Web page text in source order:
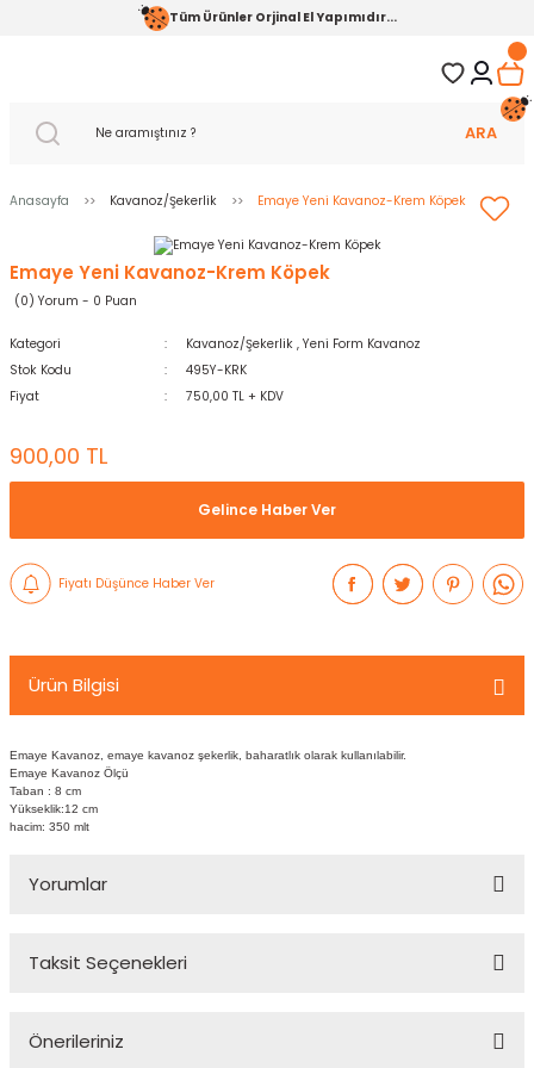
Tüm Ürünler Orjinal El Yapımıdır...
ARA
Anasayfa Kavanoz/Şekerlik Emaye Yeni Kavanoz-Krem Köpek
Emaye Yeni Kavanoz-Krem Köpek
(0) Yorum - 0 Puan
Kategori Kavanoz/Şekerlik , Yeni Form Kavanoz
Stok Kodu
495Y-KRK
Fiyat
750,00 TL + KDV
900,00 TL
Gelince Haber Ver
Fiyatı Düşünce Haber Ver
Ürün Bilgisi
Emaye Kavanoz, emaye kavanoz şekerlik, baharatlık olarak kullanılabilir.
Emaye Kavanoz Ölçü
Taban : 8 cm
Yükseklik:12 cm
hacim: 350 mlt
Yorumlar
Taksit Seçenekleri
Önerileriniz